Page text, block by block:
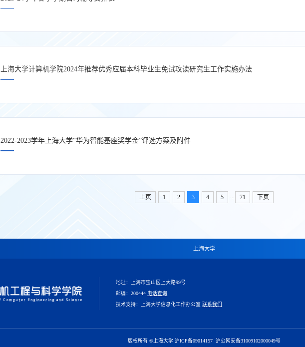
上海大学计算机学院2024年推荐优秀应届本科毕业生免试攻读研究生工作实施办法
2022-2023学年上海大学“华为智能基座奖学金”评选方案及附件
上页 1 2 3 4 5 ... 71 下页
上海大学
地址：上海市宝山区上大路99号
邮编：200444 电话查询
技术支持：上海大学信息化工作办公室联系我们
版权所有 ©上海大学 沪ICP备09014157 沪公网安备31009102000049号